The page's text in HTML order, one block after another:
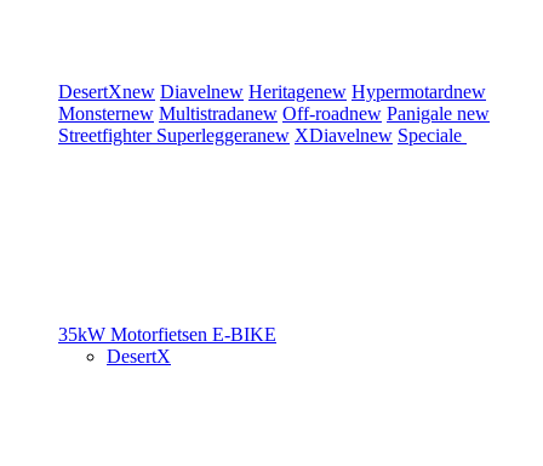
DesertXnew Diavelnew Heritagenew Hypermotardnew
Monsternew Multistradanew Off-roadnew Panigale new
Streetfighter Superleggeranew XDiavelnew Speciale
35kW Motorfietsen E-BIKE
DesertX